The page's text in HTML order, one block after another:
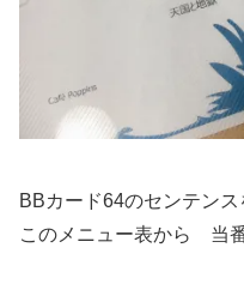
BBカード64のセンテンス
このメニュー表から 当